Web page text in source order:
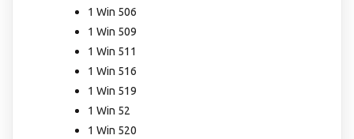
1 Win 506
1 Win 509
1 Win 511
1 Win 516
1 Win 519
1 Win 52
1 Win 520